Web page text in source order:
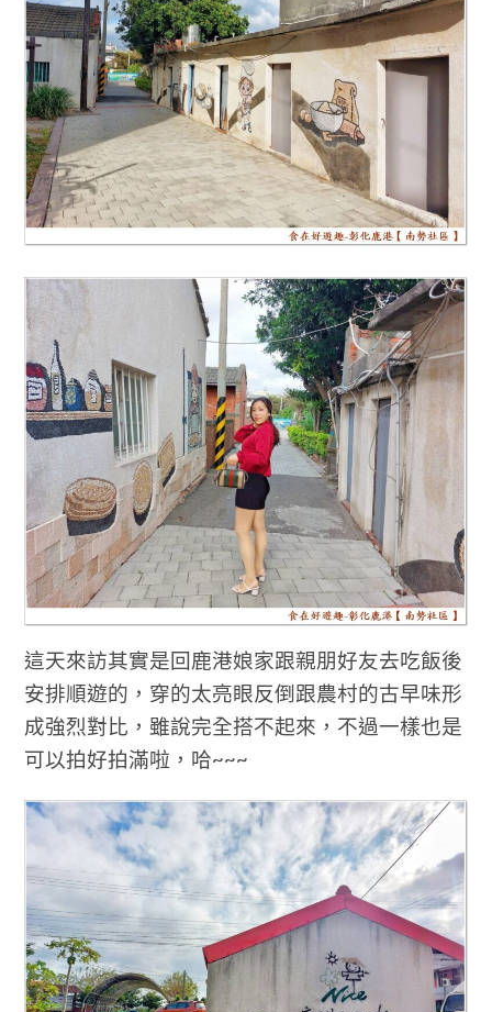
這天來訪其實是回鹿港娘家跟親朋好友去吃飯後
安排順遊的，穿的太亮眼反倒跟農村的古早味形
成強烈對比，雖說完全搭不起來，不過一樣也是
可以拍好拍滿啦，哈~~~